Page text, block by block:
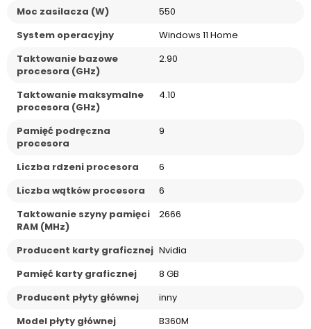
Moc zasilacza (W)
550
System operacyjny
Windows 11 Home
Taktowanie bazowe
procesora (GHz)
2.90
Taktowanie maksymalne
procesora (GHz)
4.10
Pamięć podręczna
procesora
9
Liczba rdzeni procesora
6
Liczba wątków procesora
6
Taktowanie szyny pamięci
RAM (MHz)
2666
Producent karty graficznej Nvidia
Pamięć karty graficznej
8 GB
Producent płyty głównej
inny
Model płyty głównej
B360M